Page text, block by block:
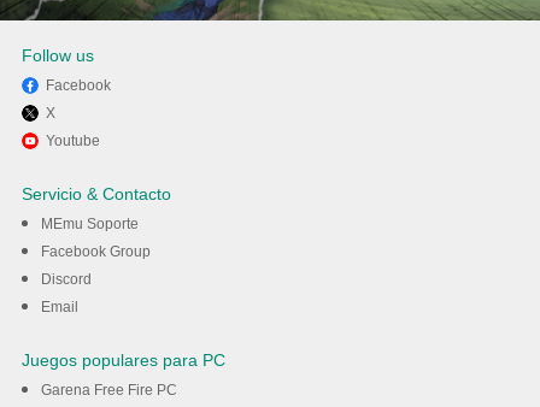
Disfruta jugando Garena Free
Fire en PC con MEmu
Follow us
Facebook
X
Youtube
Servicio & Contacto
MEmu Soporte
Facebook Group
Discord
Email
Juegos populares para PC
Garena Free Fire PC